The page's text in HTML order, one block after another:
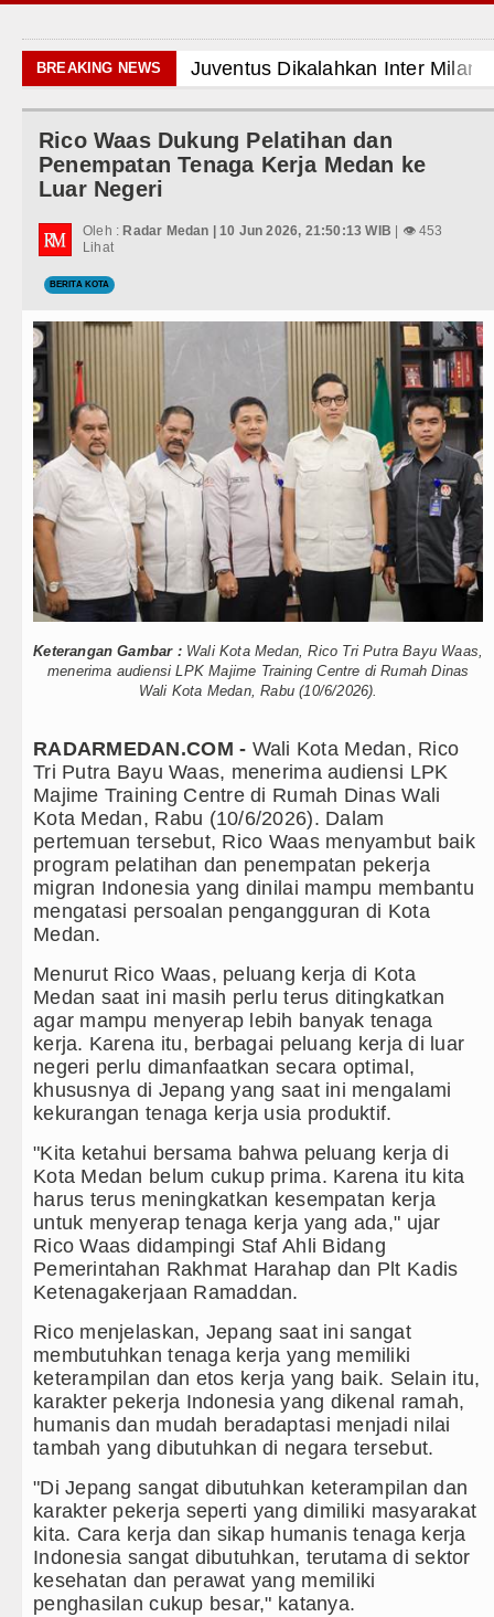
Politik
Hiburan
Olahraga
Teknologi
Internasional
Wisata
TIPS dan TRIK
+ Lainnya
Video
Kesehatan
Kuliner
Siraman Rohani
BREAKING NEWS Juventus Dikalahkan Inter Milan di
PSG Ditahan Manchester United
Chelsea Gilas AC Milan di Laga
Kurang dari 6 Jam, Polsek Kotarih
Liverpool vs Monaco Laga
Tim Gabungan Ringkus 3
Emma Raducanu Absen di Grand
Juventus Dikalahkan Inter Milan di
PSG Ditahan Manchester United
Chelsea Gilas AC Milan di Laga
Ketua GRIB Jaya Labuhanbatu
Rico Waas : Kemerdekaan Harus
Kurang dari 6 Jam, Polsek Kotarih
Liverpool vs Monaco Laga
Tim Gabungan Ringkus 3
Juventus Dikalahkan Inter Milan di
PSG Ditahan Manchester United
Chelsea Gilas AC Milan di Laga
Gubernur Bobby Nasution Minta
Rico Waas : Kemerdekaan Harus
Kurang dari 6 Jam, Polsek Kotarih
Liverpool vs Monaco Laga
Tim Gabungan Ringkus 3
Emma Raducanu Absen di Grand
Rico Waas Dukung Pelatihan dan
Penempatan Tenaga Kerja Medan ke
Luar Negeri
Oleh : Radar Medan | 10 Jun 2026, 21:50:13 WIB | 👁 453
Lihat
BERITA KOTA
Keterangan Gambar :Wali Kota Medan, Rico Tri Putra Bayu Waas,
menerima audiensi LPK Majime Training Centre di Rumah Dinas
Wali Kota Medan, Rabu (10/6/2026).
RADARMEDAN.COM - Wali Kota Medan, Rico
Tri Putra Bayu Waas, menerima audiensi LPK
Majime Training Centre di Rumah Dinas Wali
Kota Medan, Rabu (10/6/2026). Dalam
pertemuan tersebut, Rico Waas menyambut baik
program pelatihan dan penempatan pekerja
migran Indonesia yang dinilai mampu membantu
mengatasi persoalan pengangguran di Kota
Medan.
Menurut Rico Waas, peluang kerja di Kota
Medan saat ini masih perlu terus ditingkatkan
agar mampu menyerap lebih banyak tenaga
kerja. Karena itu, berbagai peluang kerja di luar
negeri perlu dimanfaatkan secara optimal,
khususnya di Jepang yang saat ini mengalami
kekurangan tenaga kerja usia produktif.
"Kita ketahui bersama bahwa peluang kerja di
Kota Medan belum cukup prima. Karena itu kita
harus terus meningkatkan kesempatan kerja
untuk menyerap tenaga kerja yang ada," ujar
Rico Waas didampingi Staf Ahli Bidang
Pemerintahan Rakhmat Harahap dan Plt Kadis
Ketenagakerjaan Ramaddan.
Rico menjelaskan, Jepang saat ini sangat
membutuhkan tenaga kerja yang memiliki
keterampilan dan etos kerja yang baik. Selain itu,
karakter pekerja Indonesia yang dikenal ramah,
humanis dan mudah beradaptasi menjadi nilai
tambah yang dibutuhkan di negara tersebut.
"Di Jepang sangat dibutuhkan keterampilan dan
karakter pekerja seperti yang dimiliki masyarakat
kita. Cara kerja dan sikap humanis tenaga kerja
Indonesia sangat dibutuhkan, terutama di sektor
kesehatan dan perawat yang memiliki
penghasilan cukup besar," katanya.